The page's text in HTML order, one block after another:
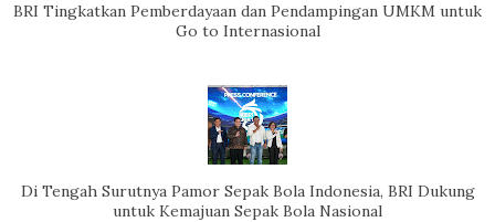
BRI Tingkatkan Pemberdayaan dan Pendampingan UMKM untuk
Go to Internasional
Di Tengah Surutnya Pamor Sepak Bola Indonesia, BRI Dukung
untuk Kemajuan Sepak Bola Nasional